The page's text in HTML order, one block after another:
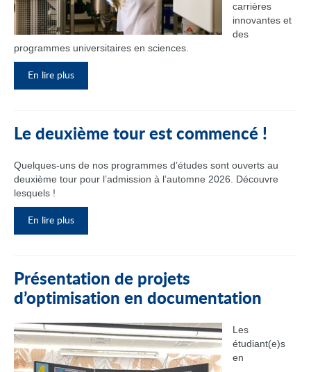
carrières
innovantes et
des
programmes universitaires en sciences.
En lire plus
Le deuxième tour est commencé !
Quelques-uns de nos programmes d’études sont ouverts au
deuxième tour pour l’admission à l’automne 2026. Découvre
lesquels !
En lire plus
Présentation de projets
d’optimisation en documentation
Les
étudiant(e)s
en